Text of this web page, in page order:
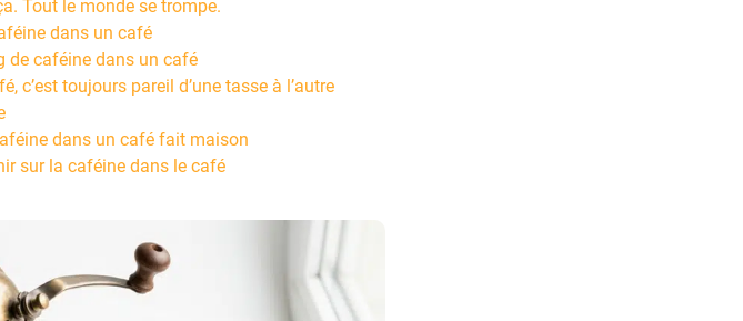
Tout le monde se trompe.
dans un café
de caféine dans un café
c’est toujours pareil d’une tasse à l’autre
dans un café fait maison
sur la caféine dans le café